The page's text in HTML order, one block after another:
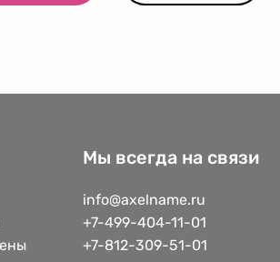
Мы всегда на связи
info@axelname.ru
+7-499-404-11-01
+7-812-309-51-01